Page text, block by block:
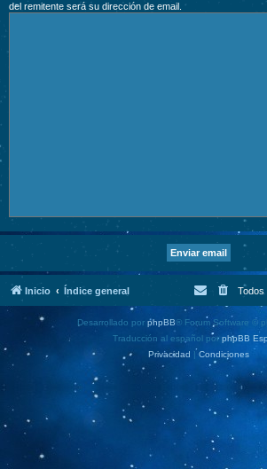
del remitente será su dirección de email.
Inicio Índice general Todos
Desarrollado por phpBB® Forum Software ©
Traducción al español por phpBB
Privacidad | Condiciones